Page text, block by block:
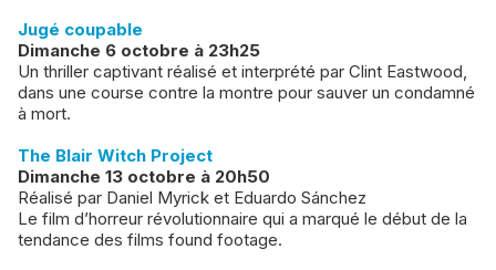
Jugé coupable
Dimanche 6 octobre à 23h25
Un thriller captivant réalisé et interprété par Clint Eastwood,
dans une course contre la montre pour sauver un condamné
à mort.
The Blair Witch Project
Dimanche 13 octobre à 20h50
Réalisé par Daniel Myrick et Eduardo Sánchez
Le film d’horreur révolutionnaire qui a marqué le début de la
tendance des films found footage.